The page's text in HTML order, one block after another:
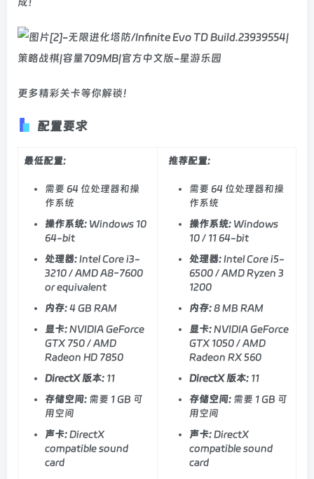
更多精彩关卡等你解锁！
配置要求
最低配置:
需要 64 位处理器和操
作系统
操作系统: Windows 10
64-bit
处理器:Intel Core i3-
3210 / AMD A8-7600
or equivalent
内存:4 GB RAM
显卡:NVIDIA GeForce
GTX 750 / AMD
Radeon HD 7850
DirectX 版本: 11
存储空间: 需要 1 GB 可
用空间
声卡:DirectX
compatible sound
card
推荐配置:
需要 64 位处理器和操
作系统
操作系统: Windows
10 / 11 64-bit
处理器:Intel Core i5-
6500 / AMD Ryzen 3
1200
内存:8 MB RAM
显卡:NVIDIA GeForce
GTX 1050 / AMD
Radeon RX 560
DirectX 版本: 11
存储空间: 需要 1 GB 可
用空间
声卡:DirectX
compatible sound
card